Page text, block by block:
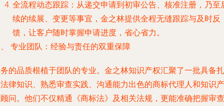
全流程动态跟踪 ：从递交申请到初审公告、核准注册，乃至
续的续展、变更等事宜，金之林提供全程无缝跟踪与及时反
馈，让客户随时掌握申请进度，省心省力。
专业团队：经验与责任的双重保障
的品质根植于团队的专业。金之林知识产权汇聚了一批具备扎
律知识、熟悉审查实践、沟通能力出色的商标代理人和知识产
问。他们不仅精通《商标法》及相关法规，更能准确把握审查